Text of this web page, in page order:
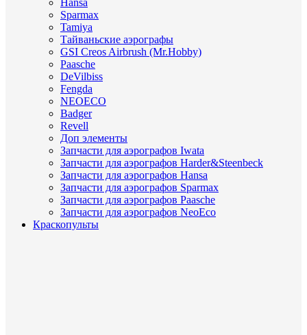
Sparmax
Tamiya
Тайваньские аэрографы
GSI Creos Airbrush (Mr.Hobby)
Paasche
DeVilbiss
Fengda
NEOECO
Badger
Revell
Доп элементы
Запчасти для аэрографов Iwata
Запчасти для аэрографов Harder&Steenbeck
Запчасти для аэрографов Hansa
Запчасти для аэрографов Sparmax
Запчасти для аэрографов Paasche
Запчасти для аэрографов NeoEco
Краскопульты